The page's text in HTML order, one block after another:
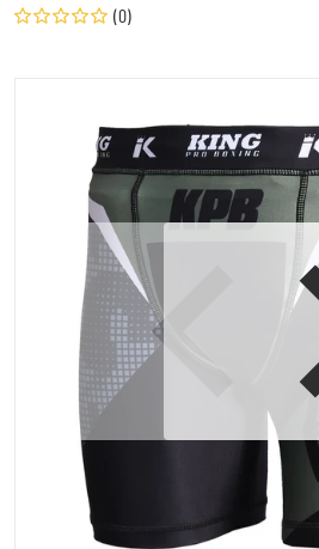
Open
(0)